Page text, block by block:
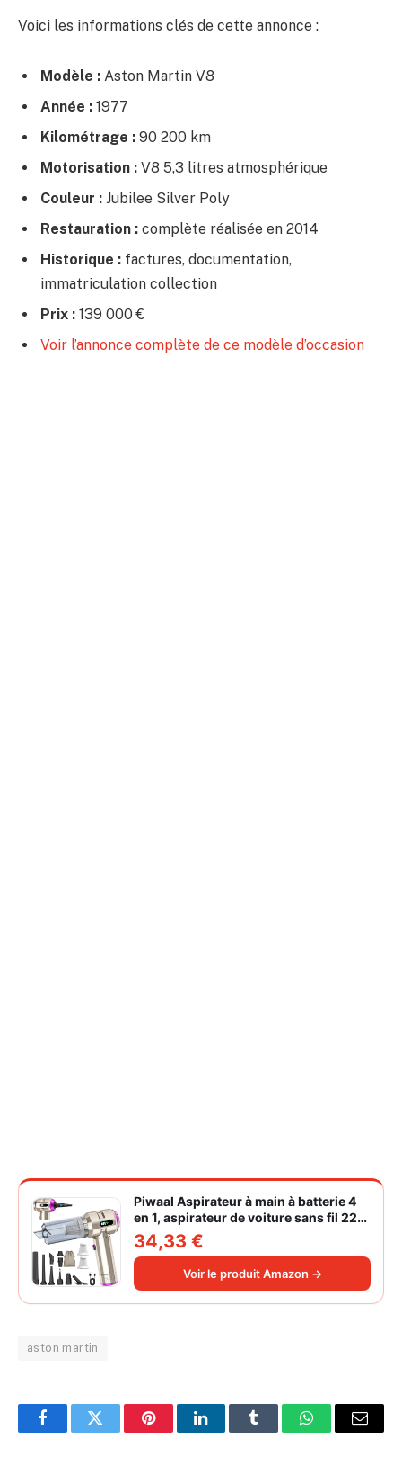
Voici les informations clés de cette annonce :
Modèle : Aston Martin V8
Année : 1977
Kilométrage : 90 200 km
Motorisation : V8 5,3 litres atmosphérique
Couleur : Jubilee Silver Poly
Restauration : complète réalisée en 2014
Historique : factures, documentation,
immatriculation collection
Prix : 139 000 €
Voir l’annonce complète de ce modèle d’occasion
Piwaal Aspirateur à main à batterie 4
en 1, aspirateur de voiture sans fil 22
000 Pa avec moteur sans balais,
souffleur électrique à air comprimé
220 000 tr/min 3 vitesses pour poils
d'animaux
34,33 €
Voir le produit Amazon →
aston martin
FacebookTwitter PinterestLinkedInTumblr WhatsAppEmail